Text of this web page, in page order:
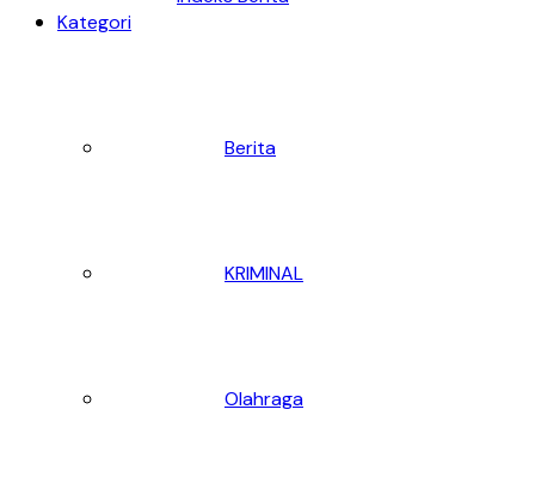
Kategori
Berita
KRIMINAL
Olahraga